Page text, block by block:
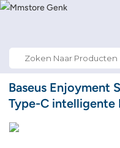
Baseus Enjoyment
Type-C intelligente